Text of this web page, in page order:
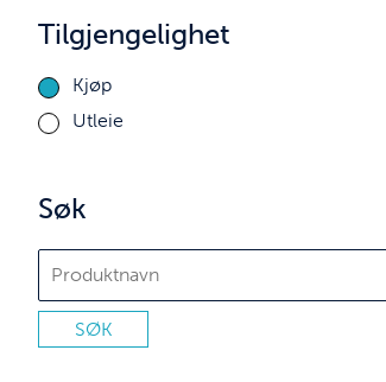
Tilgjengelighet
Kjøp
Utleie
Søk